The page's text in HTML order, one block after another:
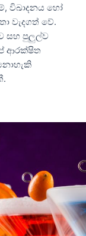
විඛාදනය හෝ
වැදගත් වේ.
සහ පුලුල්ව
ආරක්ෂිත